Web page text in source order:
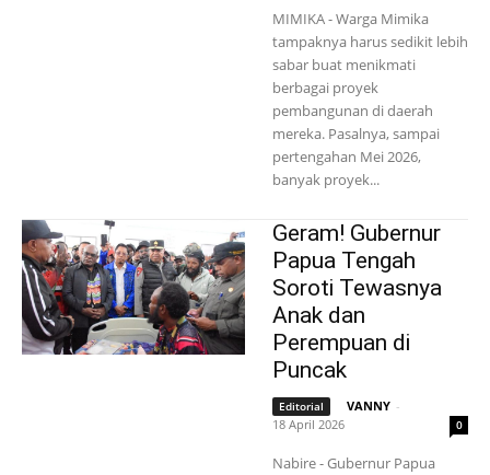
MIMIKA - Warga Mimika
tampaknya harus sedikit lebih
sabar buat menikmati
berbagai proyek
pembangunan di daerah
mereka. Pasalnya, sampai
pertengahan Mei 2026,
banyak proyek...
Geram! Gubernur
Papua Tengah
Soroti Tewasnya
Anak dan
Perempuan di
Puncak
Editorial VANNY -
18 April 2026
0
Nabire - Gubernur Papua